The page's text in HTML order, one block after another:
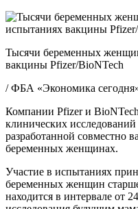
Тысячи беременных
вакцины Pfizer/BioNTech
/ ФБА «Экономика
Компании Pfizer и
клинических
разработанной совместно
беременных женщинах.
Участие в испытаниях
беременных женщин
находится в интервале от